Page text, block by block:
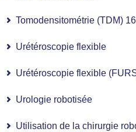
Tomodensitométrie (TDM)
Urétéroscopie flexible
Urétéroscopie flexible (FURS)
Urologie robotisée
Utilisation de la chirurgie robotisée dans les